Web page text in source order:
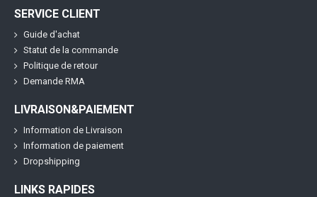
SERVICE CLIENT
Guide d'achat
Statut de la commande
Politique de retour
Demande RMA
LIVRAISON&PAIEMENT
Information de Livraison
Information de paiement
Dropshipping
LINKS RAPIDES